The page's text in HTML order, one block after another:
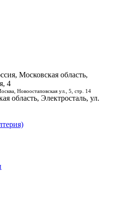
Московская область,
4
Новоостаповская ул., 5, стр. 14
область, Электросталь, ул.